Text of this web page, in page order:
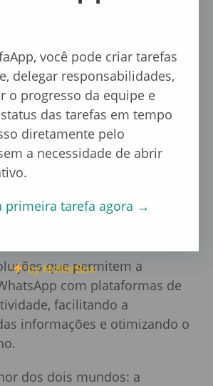
como Trello e Asana
avançados, o WhatsApp,
agentes de IA, consegue
das necessidades de
com muito menos
maior adesão da equipe.
integrar o
com outros
que permitem a
com plataformas de
facilitando a
informações e otimizando o
dos dois mundos: a
você pode criar tarefas
delegar responsabilidades,
o progresso da equipe e
das tarefas em tempo
diretamente pelo
a necessidade de abrir
primeira tarefa agora →
by HollerBox